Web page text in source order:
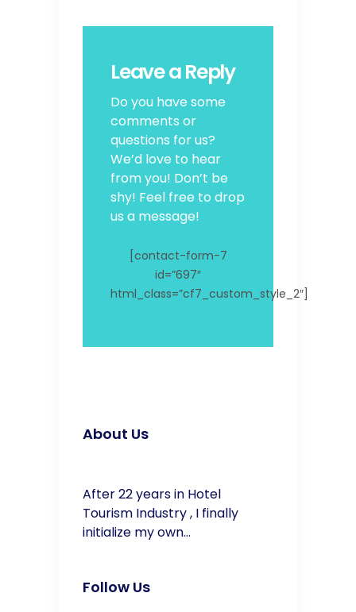
Leave a Reply
Do you have some
comments or
questions for us?
We’d love to hear
from you! Don’t be
shy! Feel free to drop
us a message!
[contact-form-7
id=”697″
html_class=”cf7_custom_style_2″]
About Us
After 22 years in Hotel
Tourism Industry , I finally
initialize my own…
Follow Us